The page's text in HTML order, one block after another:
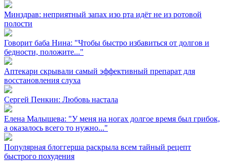
Минздрав: неприятный запах изо рта идёт не из ротовой
полости
Говорит баба Нина: "Чтобы быстро избавиться от долгов и
бедности, положите..."
Аптекари скрывали самый эффективный препарат для
восстановления слуха
Сергей Пенкин: Любовь настала
Елена Малышева: "У меня на ногах долгое время был грибок,
а оказалось всего то нужно..."
Популярная блоггерша раскрыла всем тайный рецепт
быстрого похудения